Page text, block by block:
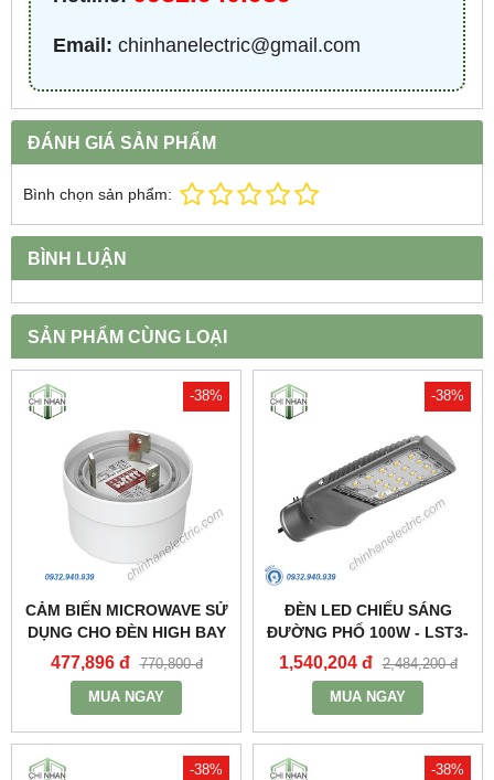
Email: chinhanelectric@gmail.com
ĐÁNH GIÁ SẢN PHẨM
Bình chọn sản phẩm:
BÌNH LUẬN
SẢN PHẨM CÙNG LOẠI
-38%
CẢM BIẾN MICROWAVE SỬ
DỤNG CHO ĐÈN HIGH BAY
NHÀ XƯỞNG HBE2_MPE
477,896 đ 770,800 đ
MUA NGAY
-38%
ĐÈN LED CHIẾU SÁNG
ĐƯỜNG PHỐ 100W - LST3-
100 - MPE
1,540,204 đ 2,484,200 đ
MUA NGAY
-38% -38%